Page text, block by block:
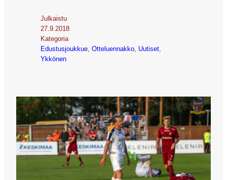
Julkaistu
27.9.2018
Kategoria
Edustusjoukkue Otteluennakko Uutiset
Ykkönen